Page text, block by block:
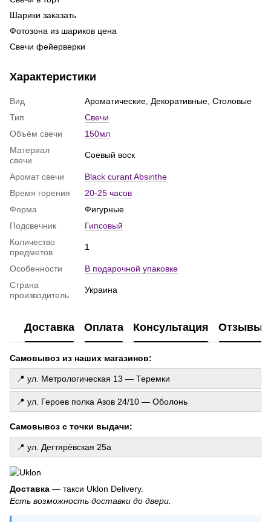
Шарики заказать
Фотозона из шариков цена
Свечи фейерверки
Дождик на фотозону
Воздушные шарики набор
Бумажная гирлянда
Всё для праздника купить
Шарики щенячий патруль
Баблс
Шарики в виде сердца
Купить свечу ароматическую
Купить свечи ручной работы
Свечи декоративные
Прозрачные шарики с конфетти
Гендер шарик
Характеристики
Вид
Ароматические, Декоративные, Столовые
Тип
Свечи
Объём свечи
150мл
Материал
свечи
Соевый воск
Аромат свечи
Black curant Absinthe
Время горения
20-25 часов
Форма
Фигурные
Подсвечник
Гипсовый
Количество
предметов
1
Особенности
В подарочной упаковке
Страна
производитель
Украина
Доставка Оплата Консультация Отзывы
Самовывоз из наших магазинов:
📍 ул. Метрологическая 13 — Теремки
📍 ул. Героев полка Азов 24/10 — Оболонь
Самовывоз с точки выдачи:
📍 ул. Дегтярёвская 25а
Доставка — такси Uklon Delivery.
Есть возможность доставки до двери.